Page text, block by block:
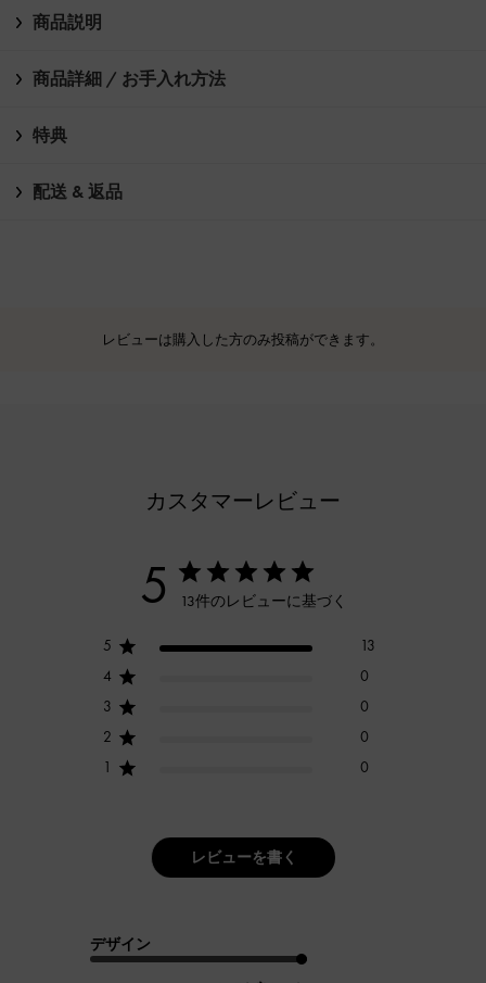
商品説明
商品詳細 / お手入れ方法
特典
配送 & 返品
レビューは購入した方のみ投稿ができます。
カスタマーレビュー
5 13件のレビューに基づく
5
13
4
0
3
0
2
0
1
0
レビューを書く
デザイン